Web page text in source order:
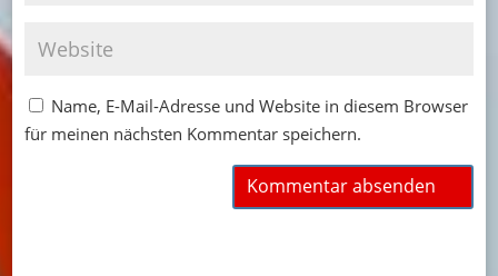
Name, E-Mail-Adresse und Website in diesem Browser
für meinen nächsten Kommentar speichern.